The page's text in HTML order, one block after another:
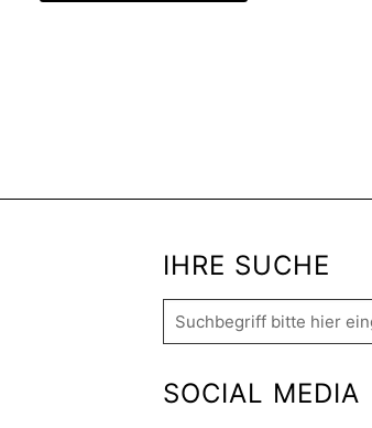
IHRE SUCHE
SOCIAL MEDIA